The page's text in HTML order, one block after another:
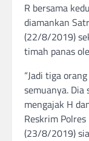
R bersama
diamankan
(22/8/2019)
timah panas
“Jadi tiga
semuanya.
mengajak H
Reskrim
(23/8/2019)